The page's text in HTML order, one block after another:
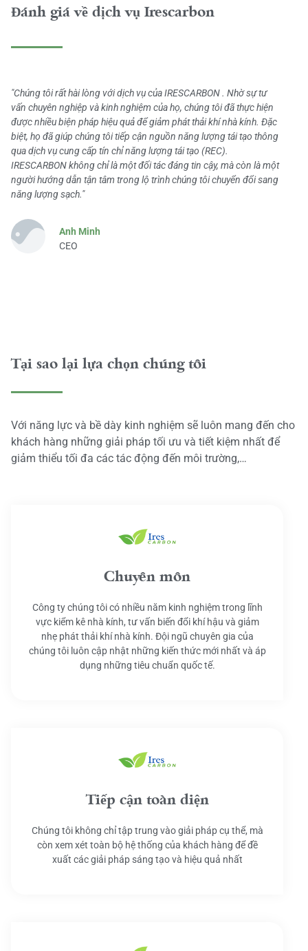
Đánh giá về dịch vụ Irescarbon
"Chúng tôi rất hài lòng với dịch vụ của IRESCARBON . Nhờ sự tư
vấn chuyên nghiệp và kinh nghiệm của họ, chúng tôi đã thực hiện
được nhiều biện pháp hiệu quả để giảm phát thải khí nhà kính. Đặc
biệt, họ đã giúp chúng tôi tiếp cận nguồn năng lượng tái tạo thông
qua dịch vụ cung cấp tín chỉ năng lượng tái tạo (REC).
IRESCARBON không chỉ là một đối tác đáng tin cậy, mà còn là một
người hướng dẫn tận tâm trong lộ trình chúng tôi chuyển đổi sang
năng lượng sạch."
Anh Minh
CEO
Tại sao lại lựa chọn chúng tôi
Với năng lực và bề dày kinh nghiệm sẽ luôn mang đến cho
khách hàng những giải pháp tối ưu và tiết kiệm nhất để
giảm thiểu tối đa các tác động đến môi trường,…
Chuyên môn
Công ty chúng tôi có nhiều năm kinh nghiệm trong lĩnh
vực kiểm kê nhà kính, tư vấn biến đổi khí hậu và giảm
nhẹ phát thải khí nhà kính. Đội ngũ chuyên gia của
chúng tôi luôn cập nhật những kiến thức mới nhất và áp
dụng những tiêu chuẩn quốc tế.
Tiếp cận toàn diện
Chúng tôi không chỉ tập trung vào giải pháp cụ thể, mà
còn xem xét toàn bộ hệ thống của khách hàng để đề
xuất các giải pháp sáng tạo và hiệu quả nhất